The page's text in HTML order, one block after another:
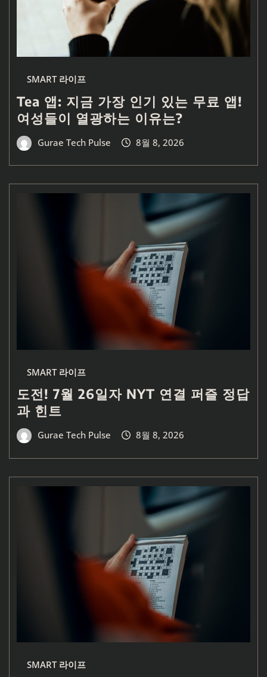
SMART 라이프
Tea 앱: 지금 가장 인기 있는 무료 앱!
여성들이 열광하는 이유는?
Gurae Tech Pulse 8월 8, 2026
SMART 라이프
도전! 7월 26일자 NYT 연결 퍼즐 정답
과 힌트
Gurae Tech Pulse 8월 8, 2026
SMART 라이프